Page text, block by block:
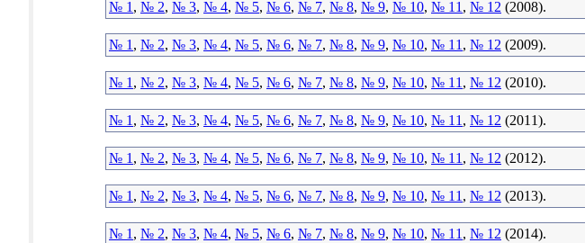
№ 1 , № 2, № 3, № 4, № 5, № 6, № 7, № 8, № 9, № 10, № 11 , № 12 (2008).
№ 1 , № 2, № 3, № 4, № 5, № 6, № 7, № 8, № 9, № 10, № 11 , № 12 (2009).
№ 1 , № 2, № 3, № 4, № 5, № 6, № 7, № 8, № 9, № 10, № 11 , № 12 (2010).
№ 1 , № 2, № 3, № 4, № 5, № 6, № 7, № 8, № 9, № 10, № 11 , № 12 (2011).
№ 1 , № 2, № 3, № 4, № 5, № 6, № 7, № 8, № 9, № 10, № 11 , № 12 (2012).
№ 1 , № 2, № 3, № 4, № 5, № 6, № 7, № 8, № 9, № 10, № 11 , № 12 (2013).
№ 1 , № 2, № 3, № 4, № 5, № 6, № 7, № 8, № 9, № 10, № 11 , № 12 (2014).